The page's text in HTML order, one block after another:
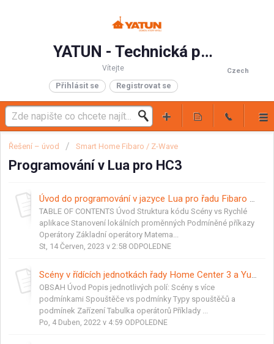
YATUN - Technická podpora
Czech
Vítejte
Přihlásit se Registrovat se
Řešení – úvod Smart Home Fibaro / Z-Wave
Programování v Lua pro HC3
TABLE OF CONTENTS Úvod Struktura kódu Scény vs Rychlé
aplikace Stanovení lokálních proměnných Podmíněné příkazy
Operátory Základní operátory Matema...
St, 14 Červen, 2023 v 2:58 ODPOLEDNE
OBSAH Úvod Popis jednotlivých polí: Scény s více
podmínkami Spouštěče vs podmínky Typy spouštěčů a
podmínek Zařízení Tabulka operátorů Příklady ...
Po, 4 Duben, 2022 v 4:59 ODPOLEDNE